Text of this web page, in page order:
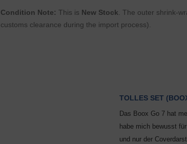
Condition Note: This is New Stock . The outer shrink-
customs clearance during the import process).
TOLLES SET
Das Boox Go 7 hat
habe mich bewusst
und nur der